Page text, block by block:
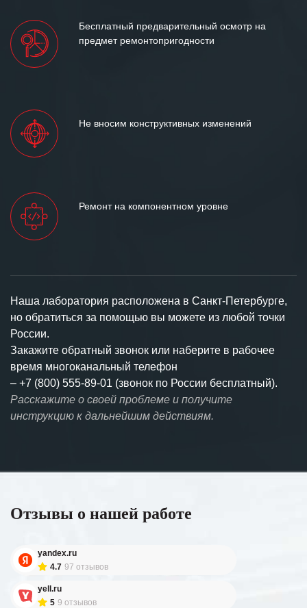
Бесплатный предварительный осмотр на
предмет ремонтопригодности
Не вносим конструктивных изменений
Ремонт на компонентном уровне
Наша лаборатория расположена в Санкт-Петербурге,
но обратиться за помощью вы можете из любой точки
России.
Закажите обратный звонок или наберите в рабочее
время многоканальный телефон
– +7 (800) 555-89-01 (звонок по России бесплатный).
Расскажите о своей проблеме и получите
инструкцию к дальнейшим действиям.
Отзывы о нашей работе
yandex.ru
4.7 97 отзывов
yell.ru
5 9 отзывов